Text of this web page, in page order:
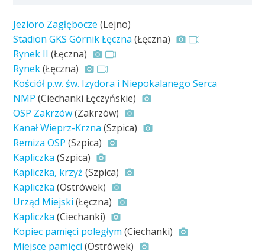
Jezioro Zagłębocze (Lejno)
Stadion GKS Górnik Łęczna (Łęczna)
Rynek II (Łęczna)
Rynek(Łęczna)
Kościół p.w. św. Izydora i Niepokalanego Serca
NMP (Ciechanki Łęczyńskie)
OSP Zakrzów(Zakrzów)
Kanał Wieprz-Krzna (Szpica)
Remiza OSP (Szpica)
Kapliczka (Szpica)
Kapliczka, krzyż (Szpica)
Kapliczka (Ostrówek)
Urząd Miejski (Łęczna)
Kapliczka (Ciechanki)
Kopiec pamięci poległym (Ciechanki)
Miejsce pamięci (Ostrówek)